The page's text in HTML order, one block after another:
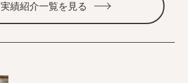
実績紹介一覧を見る